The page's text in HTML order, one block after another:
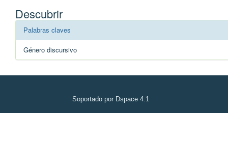
Descubrir
Palabras claves
Género discursivo
Soportado por Dspace 4.1